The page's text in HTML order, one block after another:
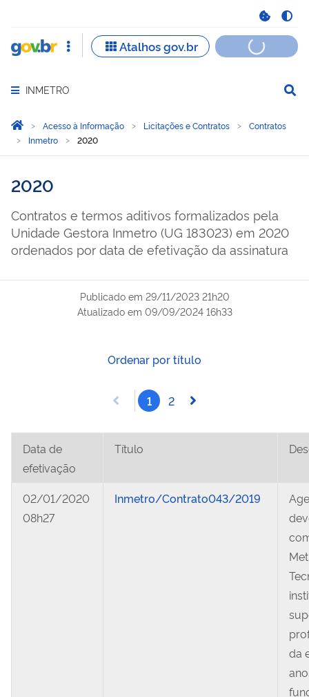
Abrir menu principal de navegação
INMETRO
Você está aqui:
Página Inicial
Acesso à Informação Licitações e Contratos
Contratos
Inmetro
2020
2020
Contratos e termos aditivos formalizados pela
Unidade Gestora Inmetro (UG 183023) em 2020
ordenados por data de efetivação da assinatura
Publicado em 29/11/2023 21h20
Atualizado em 09/09/2024 16h33
Ordenar por título
1 2
Data de
efetivação
Título
02/01/2020
08h27
Inmetro/Contrato043/2019
da